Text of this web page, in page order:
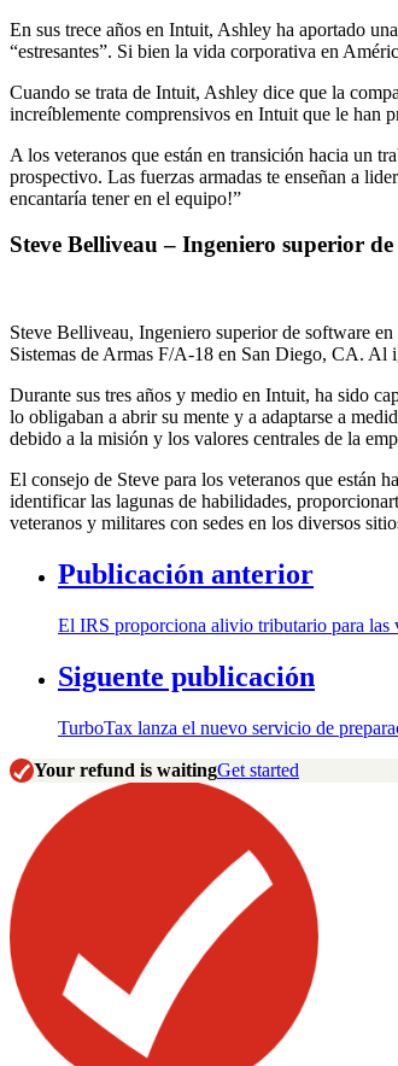
En sus trece años en Intuit, Ashley ha aportado
“estresantes”. Si bien la vida corporativa en
Cuando se trata de Intuit, Ashley dice que la
increíblemente comprensivos en Intuit que le han
A los veteranos que están en transición hacia un
prospectivo. Las fuerzas armadas te enseñan a
encantaría tener en el equipo!”
Steve Belliveau – Ingeniero superior
Steve Belliveau, Ingeniero superior de software
Sistemas de Armas F/A-18 en San Diego, CA. Al
Durante sus tres años y medio en Intuit, ha sido
lo obligaban a abrir su mente y a adaptarse a
debido a la misión y los valores centrales de la
El consejo de Steve para los veteranos que están
identificar las lagunas de habilidades,
veteranos y militares con sedes en los diversos
Publicación anterior
El IRS proporciona alivio tributario para
Siguente publicación
TurboTax lanza el nuevo servicio de
Your refund is waitingGet started